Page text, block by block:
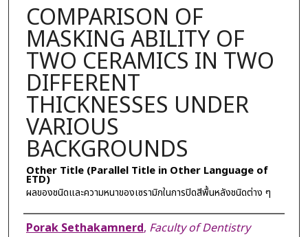
COMPARISON OF
MASKING ABILITY OF
TWO CERAMICS IN TWO
DIFFERENT
THICKNESSES UNDER
VARIOUS
BACKGROUNDS
Other Title (Parallel Title in Other Language of
ETD)
ผลของชนิดและความหนาของเซรามิกในการปิดสีพื้นหลังชนิดต่าง ๆ
Author
Porak Sethakamnerd, Faculty of Dentistry